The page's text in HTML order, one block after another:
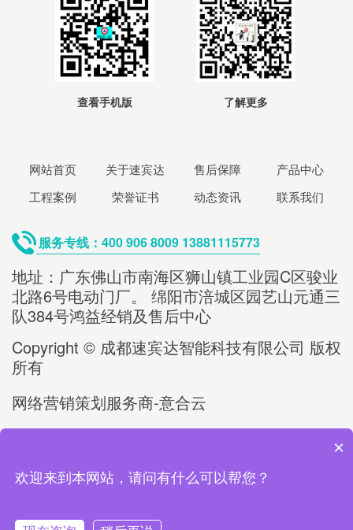
查看手机版 了解更多
网站首页 关于速宾达 售后保障
产品中心
工程案例
荣誉证书 动态资讯 联系我们
服务专线：400 906 8009 13881115773
地址：广东佛山市南海区狮山镇工业园C区骏业
北路6号电动门厂。 绵阳市涪城区园艺山元通三
队384号鸿益经销及售后中心
Copyright © 成都速宾达智能科技有限公司 版权
所有
网络营销策划服务商-意合云
×
欢迎来到本网站，请问有什么可以帮您？